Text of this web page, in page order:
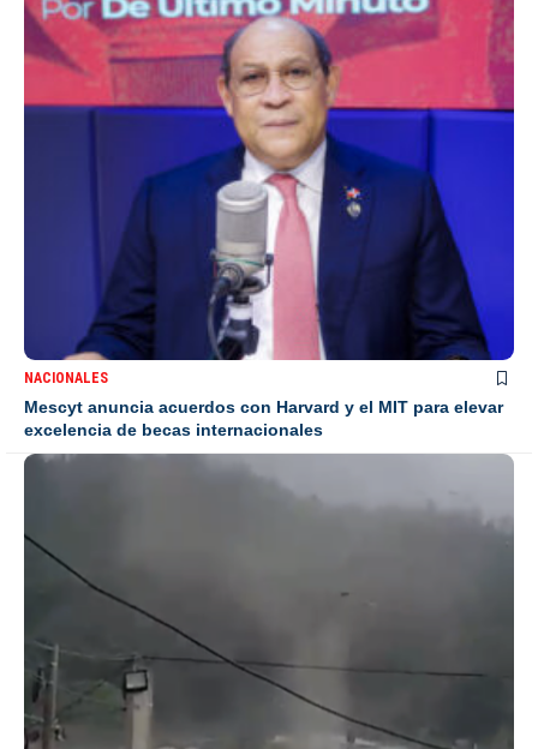
NACIONALES
Mescyt anuncia acuerdos con Harvard y el MIT para elevar
excelencia de becas internacionales